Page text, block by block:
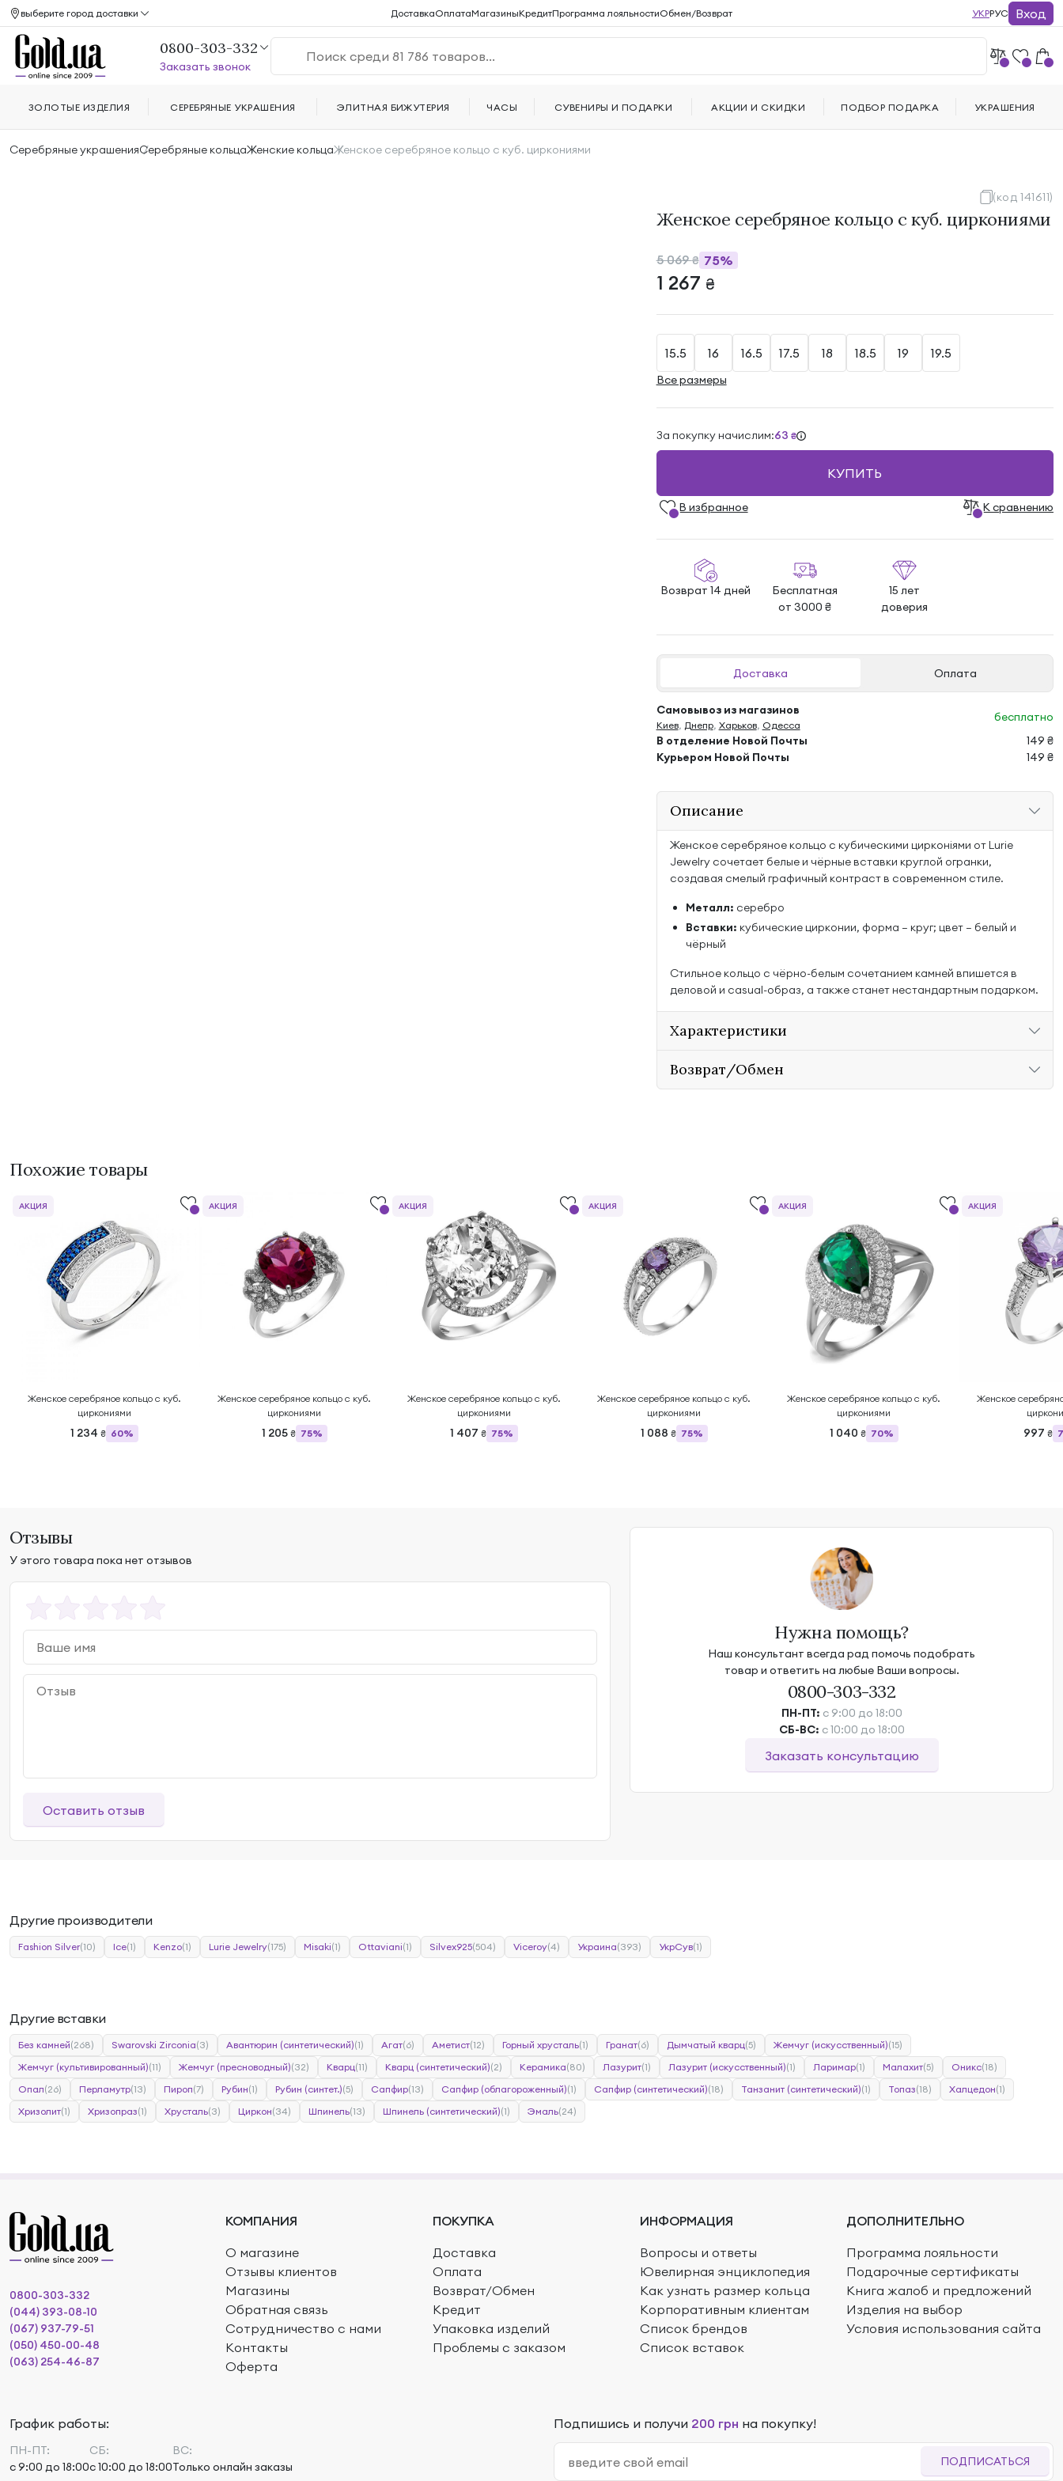
Серебряные украшенияСеребряные кольцаЖенские кольцаЖенское серебряное кольцо с куб. циркониями
(код 141611)
Женское серебряное кольцо с куб. циркониями
5 069₴ 75%
1 267 ₴
15.5 16 16.5 17.5 18 18.5 19 19.5
Все размеры
За покупку начислим:63 ₴
КУПИТЬ
В избранноe К сравнению
Возврат 14 дней
Бесплатная
от 3000 ₴
15 лет
доверия
Доставка Оплата
Самовывоз из магазинов
Киев, Днепр, Харьков, Одесса
бесплатно
В отделение Новой Почты
149 ₴
Курьером Новой Почты
149 ₴
Описание
Женское серебряное кольцо с кубическими цирконіями от Lurie
Jewelry сочетает белые и чёрные вставки круглой огранки,
создавая смелый графичный контраст в современном стиле.
Металл: серебро
Вставки: кубические цирконии, форма — круг; цвет — белый и
чёрный
Стильное кольцо с чёрно-белым сочетанием камней впишется в
деловой и casual-образ, а также станет нестандартным подарком.
Характеристики
Возврат/Обмен
Похожие товары
Женское серебряное кольцо с куб.
циркониями
1 234 ₴ 60%
АКЦИЯ
Женское серебряное кольцо с куб.
циркониями
1 205 ₴ 75%
АКЦИЯ
Женское серебряное кольцо с куб.
циркониями
1 407 ₴ 75%
АКЦИЯ
Женское серебряное кольцо с куб.
циркониями
1 088 ₴ 75%
АКЦИЯ
Женское серебряное кольцо с куб.
циркониями
1 040 ₴ 70%
АКЦИЯ
Женское
997 ₴
АКЦИЯ
Отзывы
У этого товара пока нет отзывов
Оставить отзыв
Нужна помощь?
Наш консультант всегда рад помочь подобрать
товар и ответить на любые Ваши вопросы.
0800-303-332
ПН-ПТ: с 9:00 до 18:00
СБ-ВС: с 10:00 до 18:00
Заказать консультацию
Другие производители
Fashion Silver(10) Ice(1) Kenzo(1) Lurie Jewelry(175) Misaki(1) Ottaviani(1) Silvex925(504) Viceroy(4) Украина(393) УкрСув(1)
Другие вставки
Без камней(268) Swarovski Zirconia(3) Авантюрин (синтетический)(1) Агат(6) Аметист(12) Горный хрусталь(1) Гранат(6) Дымчатый кварц(5) Жемчуг (искусственный)(15)
Жемчуг (культивированный)(11) Жемчуг (пресноводный)(32) Кварц(11) Кварц (синтетический)(2) Керамика(80) Лазурит(1) Лазурит (искусственный)(1) Ларимар(1) Малахит(5) Оникс(18)
Опал(26) Перламутр(13) Пироп(7) Рубин(1) Рубин (синтет.)(5) Сапфир(13) Сапфир (облагороженный)(1) Сапфир (синтетический)(18) Танзанит (синтетический)(1) Топаз(18) Халцедон(1)
Хризолит(1) Хризопраз(1) Хрусталь(3) Циркон(34) Шпинель(13) Шпинель (синтетический)(1) Эмаль(24)
выберите город доставки ДоставкаОплатаМагазиныКредитПрограмма лояльностиОбмен/Возврат УКРРУС Вход
0800-303-332
Заказать звонок
ЗОЛОТЫЕ ИЗДЕЛИЯ СЕРЕБРЯНЫЕ УКРАШЕНИЯ ЭЛИТНАЯ БИЖУТЕРИЯ ЧАСЫ СУВЕНИРЫ И ПОДАРКИ АКЦИИ И СКИДКИ ПОДБОР ПОДАРКА УКРАШЕНИЯ
КОМПАНИЯ
О магазине
Отзывы клиентов
Магазины
Обратная связь
Сотрудничество с нами
Контакты
Оферта
ПОКУПКА
Доставка
Оплата
Возврат/Обмен
Кредит
Упаковка изделий
Проблемы с заказом
ИНФОРМАЦИЯ
Вопросы и ответы
Ювелирная энциклопедия
Как узнать размер кольца
Корпоративным клиентам
Список брендов
Список вставок
ДОПОЛНИТЕЛЬНО
Программа лояльности
Подарочные сертификаты
Книга жалоб и предложений
Изделия на выбор
Условия использования сайта
0800-303-332
(044) 393-08-10
(067) 937-79-51
(050) 450-00-48
(063) 254-46-87
График работы:
ПН-ПТ:
с 9:00 до 18:00
СБ:
с 10:00 до 18:00
ВС:
Только онлайн заказы
Подпишись и получи 200 грн на покупку!
ПОДПИСАТЬСЯ